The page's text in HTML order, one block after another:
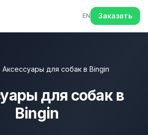
EN Заказать
Аксессуары для собак в Bingin
для собак в
Bingin